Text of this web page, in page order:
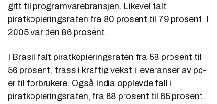
gitt til programvarebransjen. Likevel falt
piratkopieringsraten fra 80 prosent til 79 prosent. I
2005 var den 86 prosent.
I Brasil falt piratkopieringsraten fra 58 prosent til
56 prosent, trass i kraftig vekst i leveranser av pc-
er til forbrukere. Også India opplevde fall i
piratkopieringsraten, fra 68 prosent til 65 prosent.